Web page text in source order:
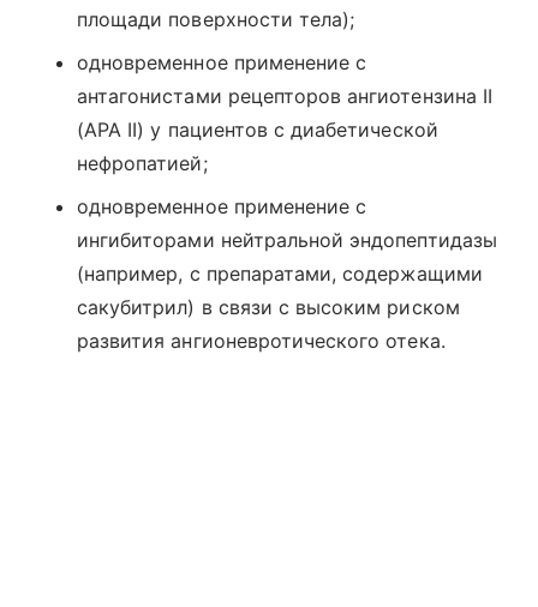
площади поверхности тела);
одновременное применение с
антагонистами рецепторов ангиотензина II
(АРА II) у пациентов с диабетической
нефропатией;
одновременное применение с
ингибиторами нейтральной эндопептидазы
(например, с препаратами, содержащими
сакубитрил) в связи с высоким риском
развития ангионевротического отека.